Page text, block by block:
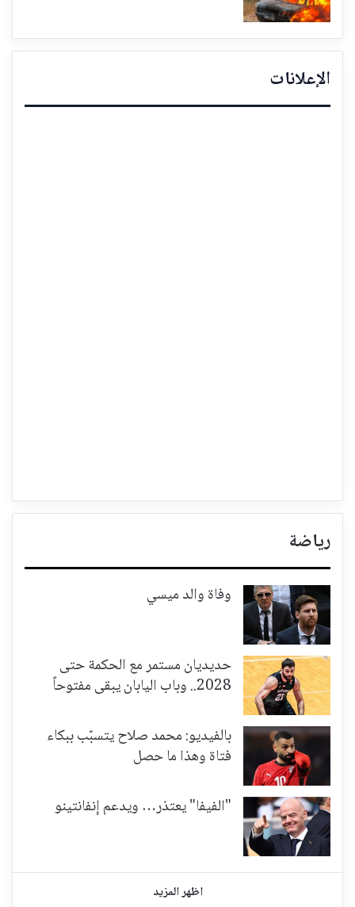
الإعلانات
رياضة
وفاة والد ميسي
حديديان مستمر مع الحكمة حتى
2028.. وباب اليابان يبقى مفتوحاً
بالفيديو: محمد صلاح يتسبّب ببكاء
فتاة وهذا ما حصل
"الفيفا" يعتذر… ويدعم إنفانتينو
اظهر المزيد